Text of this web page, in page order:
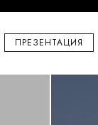
ПРЕЗЕНТАЦИЯ